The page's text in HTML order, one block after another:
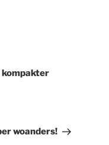
kompakter
woanders!